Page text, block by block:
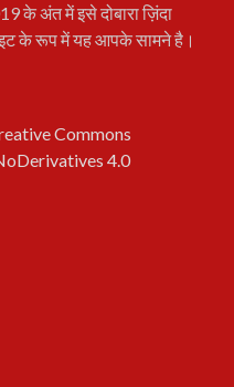
के अंत में इसे दोबारा ज़िंदा
के रूप में यह आपके सामने है।
Commons
4.0